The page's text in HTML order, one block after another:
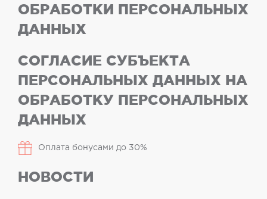
ОБРАБОТКИ ПЕРСОНАЛЬНЫХ
ДАННЫХ
СОГЛАСИЕ СУБЪЕКТА
ПЕРСОНАЛЬНЫХ ДАННЫХ НА
ОБРАБОТКУ ПЕРСОНАЛЬНЫХ
ДАННЫХ
Оплата бонусами до 30%
НОВОСТИ